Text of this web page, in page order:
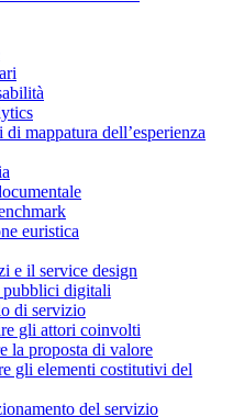
mappatura dell’esperienza
euristica
e il service design
pubblici digitali
di servizio
gli attori coinvolti
la proposta di valore
gli elementi costitutivi del
del servizio